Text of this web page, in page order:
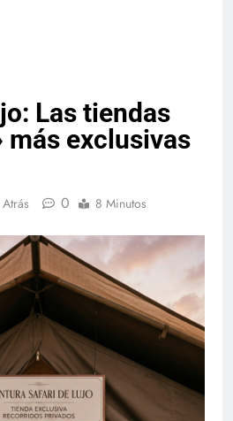
Las tiendas
más exclusivas
0 8 Minutos